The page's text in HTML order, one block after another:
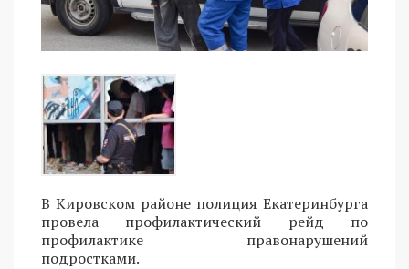
В Кировском районе полиция Екатеринбурга
провела профилактический рейд по
профилактике правонарушений
подростками.